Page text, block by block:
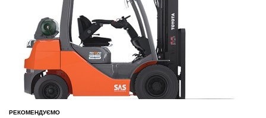
ОПУБЛІКУВАТИ
РЕКОМЕНДУЄМО